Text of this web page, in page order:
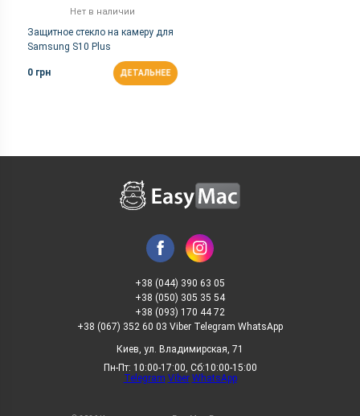
Нет в наличии
Защитное стекло на камеру для
Samsung S10 Plus
0 грн ДЕТАЛЬНЕЕ
+38 (044) 390 63 05
+38 (050) 305 35 54
+38 (093) 170 44 72
+38 (067) 352 60 03 Viber Telegram WhatsApp
Киев, ул. Владимирская, 71
Пн-Пт: 10:00-17:00, Сб:10:00-15:00
Telegram Viber WhatsApp